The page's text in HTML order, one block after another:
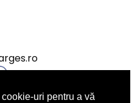
uri pentru a vă